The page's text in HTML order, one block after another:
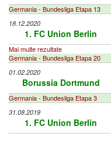
Germania - Bundesliga Etapa 13
18.12.2020
1. FC Union Berlin
Mai multe rezultate
Germania - Bundesliga Etapa 20
01.02.2020
Borussia Dortmund
Germania - Bundesliga Etapa 3
31.08.2019
1. FC Union Berlin